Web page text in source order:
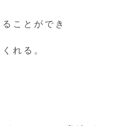
ことができ
れる。